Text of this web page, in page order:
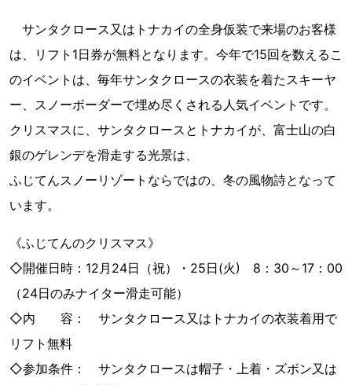
サンタクロース又はトナカイの全身仮装で来場のお客様
は、リフト1日券が無料となります。今年で15回を数えるこ
のイベントは、毎年サンタクロースの衣装を着たスキーヤ
ー、スノーボーダーで埋め尽くされる人気イベントです。
クリスマスに、サンタクロースとトナカイが、富士山の白
銀のゲレンデを滑走する光景は、
ふじてんスノーリゾートならではの、冬の風物詩となって
います。
《ふじてんのクリスマス》
◇開催日時：12月24日（祝）・25日(火) 8：30～17：00
（24日のみナイター滑走可能）
◇内 容： サンタクロース又はトナカイの衣装着用で
リフト無料
◇参加条件： サンタクロースは帽子・上着・ズボン又は